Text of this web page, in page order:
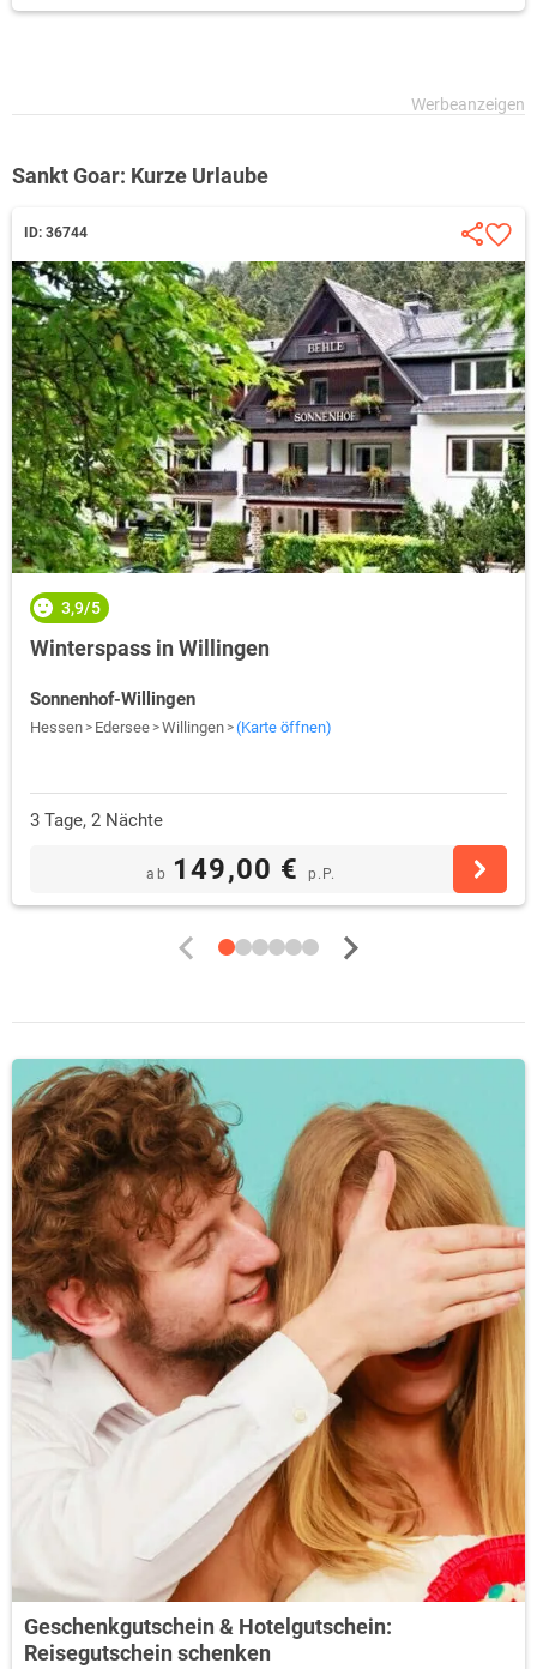
Sankt Goar: Kurze Urlaube
ID: 36744
3,9/5
Winterspass in Willingen
Sonnenhof-Willingen
Hessen Edersee Willingen (Karte öffnen)
3 Tage, 2 Nächte
ab 149,00 € p.P.
Geschenkgutschein & Hotelgutschein:
Reisegutschein schenken